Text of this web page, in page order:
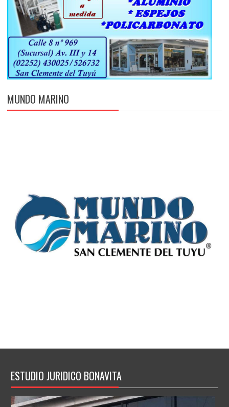
MUNDO MARINO
ESTUDIO JURIDICO BONAVITA